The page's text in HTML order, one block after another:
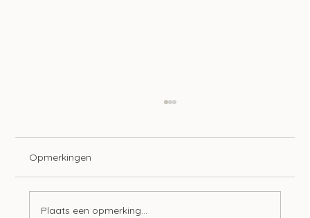
Opmerkingen
Plaats een opmerking...